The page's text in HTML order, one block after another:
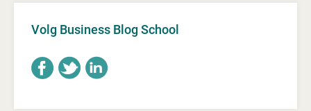
Volg Business Blog School